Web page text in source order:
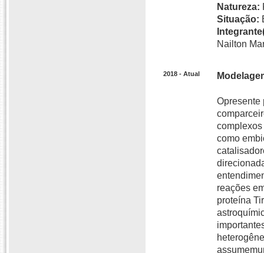
Natureza:
Situação:
Nailton
2018 - Atual
Opresente
como
reações
proteína